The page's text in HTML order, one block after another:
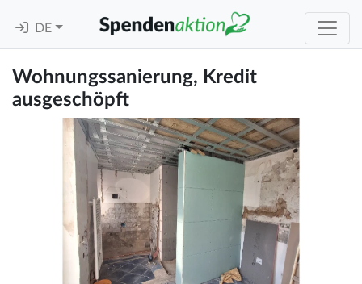
DE
Wohnungssanierung, Kredit
ausgeschöpft